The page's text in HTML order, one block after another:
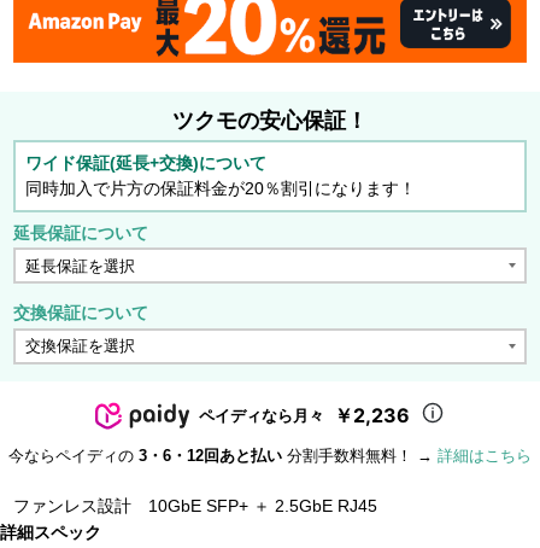
ツクモの安心保証！
ワイド保証(延長+交換)について
同時加入で片方の保証料金が20％割引になります！
延長保証について
交換保証について
ペイディなら月々 ￥2,236
今ならペイディの 3・6・12回あと払い 分割手数料無料！ → 詳細はこちら
ファンレス設計 10GbE SFP+ ＋ 2.5GbE RJ45
詳細スペック